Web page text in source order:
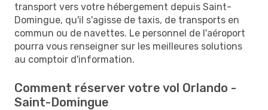
transport vers votre hébergement depuis Saint-
Domingue, qu'il s'agisse de taxis, de transports en
commun ou de navettes. Le personnel de l'aéroport
pourra vous renseigner sur les meilleures solutions
au comptoir d'information.
Comment réserver votre vol Orlando -
Saint-Domingue